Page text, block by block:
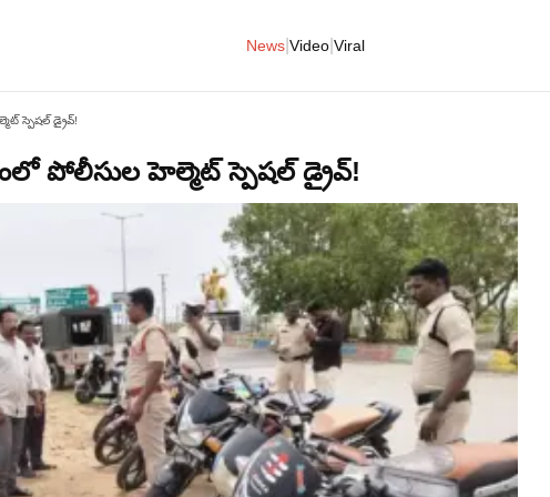
News Video Viral
స్పెషల్ డ్రైవ్!
పోలీసుల హెల్మెట్ స్పెషల్ డ్రైవ్!